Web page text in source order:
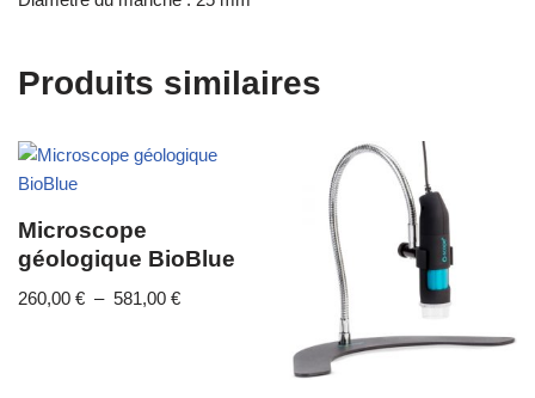
Produits similaires
Microscope
géologique BioBlue
260,00 € – 581,00 €